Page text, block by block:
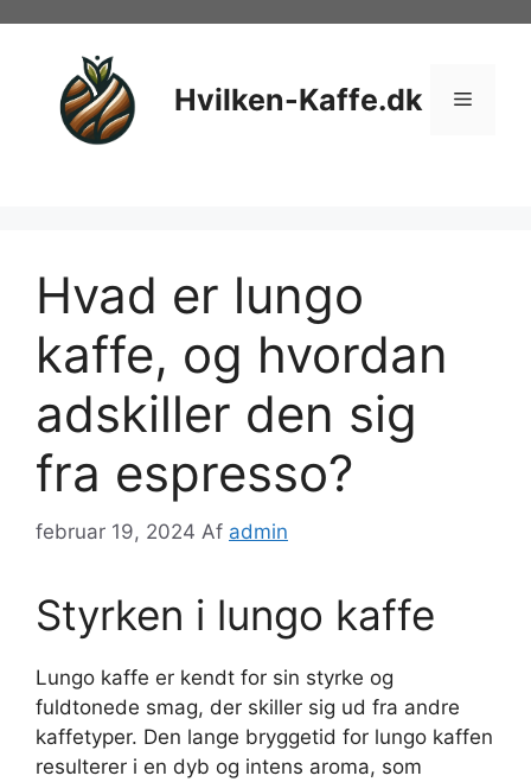
Hvilken-Kaffe.dk Menu
Hvad er lungo
kaffe, og hvordan
adskiller den sig
fra espresso?
februar 19, 2024 Af admin
Styrken i lungo kaffe
Lungo kaffe er kendt for sin styrke og
fuldtonede smag, der skiller sig ud fra andre
kaffetyper. Den lange bryggetid for lungo kaffen
resulterer i en dyb og intens aroma, som